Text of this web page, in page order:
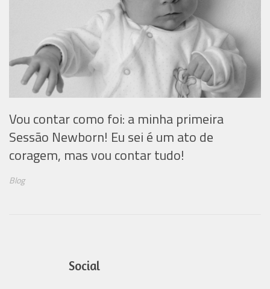
Vou contar como foi: a minha primeira
Sessão Newborn! Eu sei é um ato de
coragem, mas vou contar tudo!
Blog
Social